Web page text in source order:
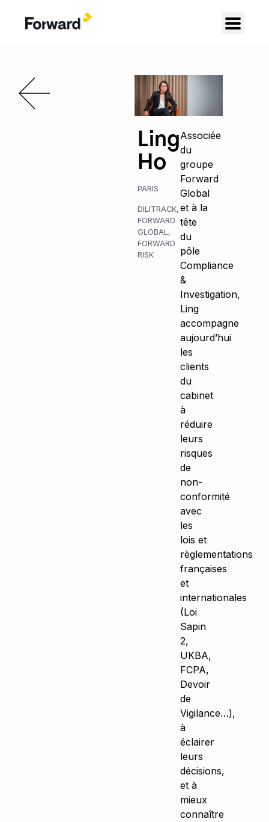
Ling
Ho
PARIS
DILITRACK,
FORWARD
GLOBAL,
FORWARD
RISK
Associée
du
groupe
Forward
Global
et à la
tête
du
pôle
Compliance
&
Investigation,
Ling
accompagne
aujourd’hui
les
clients
du
cabinet
à
réduire
leurs
risques
de
non-
conformité
avec
les
lois et
règlementations
françaises
et
internationales
(Loi
Sapin
2,
UKBA,
FCPA,
Devoir
de
Vigilance…),
à
éclairer
leurs
décisions,
et à
mieux
connaître